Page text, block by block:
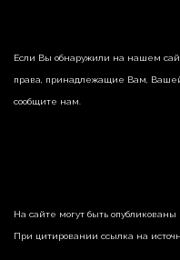
Если Вы обнаружили на нашем
права, принадлежащие Вам,
сообщите нам.
На сайте могут быть опубликованы
При цитировании ссылка на